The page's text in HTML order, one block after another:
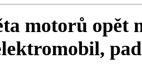
motorů opět